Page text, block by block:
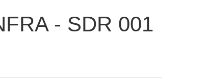
- SDR 001